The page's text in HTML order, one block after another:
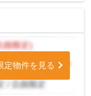
定物件を見る